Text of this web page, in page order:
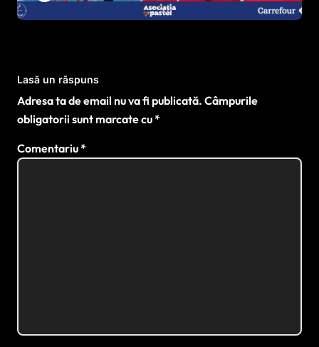
sportului paralimpic
Lasă un răspuns
Adresa ta de email nu va fi publicată. Câmpurile
obligatorii sunt marcate cu*
Comentariu*